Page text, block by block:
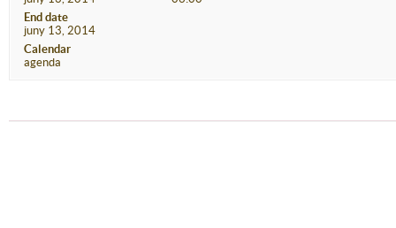
End date
juny 13, 2014
Calendar
agenda